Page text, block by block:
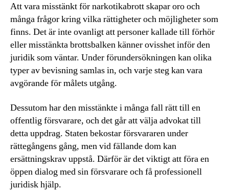
Att vara misstänkt för narkotikabrott skapar oro och
många frågor kring vilka rättigheter och möjligheter som
finns. Det är inte ovanligt att personer kallade till förhör
eller misstänkta brottsbalken känner ovisshet inför den
juridik som väntar. Under förundersökningen kan olika
typer av bevisning samlas in, och varje steg kan vara
avgörande för målets utgång.
Dessutom har den misstänkte i många fall rätt till en
offentlig försvarare, och det går att välja advokat till
detta uppdrag. Staten bekostar försvararen under
rättegångens gång, men vid fällande dom kan
ersättningskrav uppstå. Därför är det viktigt att föra en
öppen dialog med sin försvarare och få professionell
juridisk hjälp.